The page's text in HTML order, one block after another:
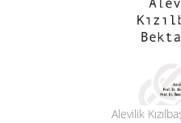
Alevilik